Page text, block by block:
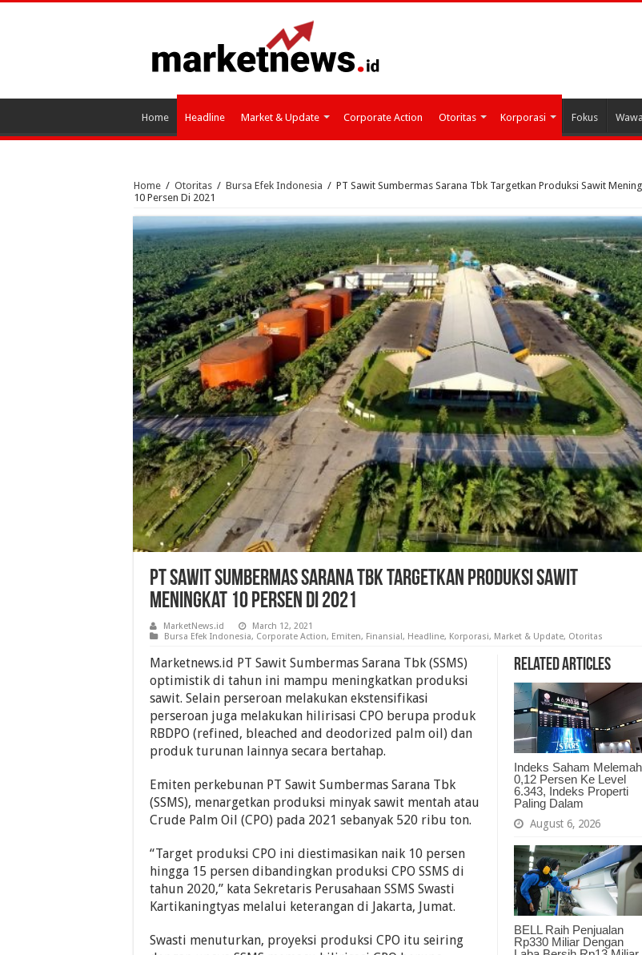
Home Headline Market & Update Corporate Action Otoritas Korporasi Fokus
Home / Otoritas / Bursa Efek Indonesia / PT Sawit Sumbermas Sarana Tbk Targetkan Produksi Sawit
10 Persen Di 2021
PT Sawit Sumbermas Sarana Tbk Targetkan Produksi Sawit
Meningkat 10 Persen Di 2021
MarketNews.id
March 12, 2021
Bursa Efek Indonesia, Corporate Action, Emiten, Finansial , Headline, Korporasi, Market & Update, Otoritas
Related Articles
Indeks Saham Melemah
0,12 Persen Ke Level
6.343, Indeks Properti
Paling Dalam
August 6, 2026
BELL Raih Penjualan
Rp330 Miliar Dengan
Marketnews.id PT Sawit Sumbermas Sarana Tbk (SSMS)
optimistik di tahun ini mampu meningkatkan produksi
sawit. Selain perseroan melakukan ekstensifikasi
perseroan juga melakukan hilirisasi CPO berupa produk
RBDPO (refined, bleached and deodorized palm oil) dan
produk turunan lainnya secara bertahap.
Emiten perkebunan PT Sawit Sumbermas Sarana Tbk
(SSMS), menargetkan produksi minyak sawit mentah atau
Crude Palm Oil (CPO) pada 2021 sebanyak 520 ribu ton.
“Target produksi CPO ini diestimasikan naik 10 persen
hingga 15 persen dibandingkan produksi CPO SSMS di
tahun 2020,” kata Sekretaris Perusahaan SSMS Swasti
Kartikaningtyas melalui keterangan di Jakarta, Jumat.
Swasti menuturkan, proyeksi produksi CPO itu seiring